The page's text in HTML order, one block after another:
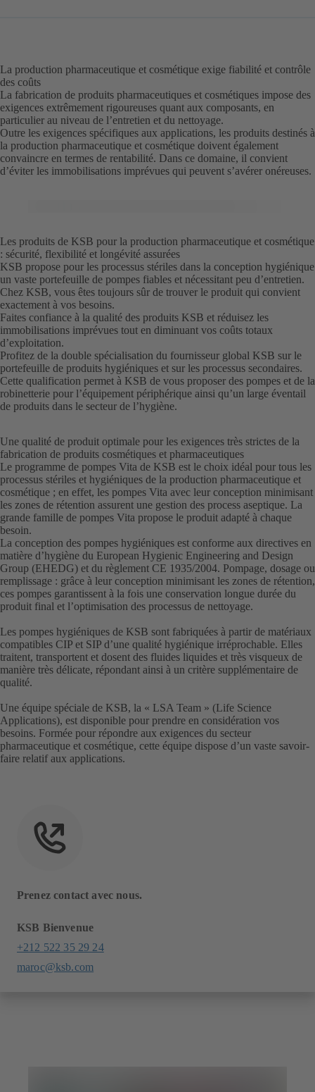
La production pharmaceutique et cosmétique exige fiabilité et contrôle
des coûts
La fabrication de produits pharmaceutiques et cosmétiques impose des
exigences extrêmement rigoureuses quant aux composants, en
particulier au niveau de l’entretien et du nettoyage.
Outre les exigences spécifiques aux applications, les produits destinés à
la production pharmaceutique et cosmétique doivent également
convaincre en termes de rentabilité. Dans ce domaine, il convient
d’éviter les immobilisations imprévues qui peuvent s’avérer onéreuses.
Les produits de KSB pour la production pharmaceutique et cosmétique
: sécurité, flexibilité et longévité assurées
KSB propose pour les processus stériles dans la conception hygiénique
un vaste portefeuille de pompes fiables et nécessitant peu d’entretien.
Chez KSB, vous êtes toujours sûr de trouver le produit qui convient
exactement à vos besoins.
Faites confiance à la qualité des produits KSB et réduisez les
immobilisations imprévues tout en diminuant vos coûts totaux
d’exploitation.
Profitez de la double spécialisation du fournisseur global KSB sur le
portefeuille de produits hygiéniques et sur les processus secondaires.
Cette qualification permet à KSB de vous proposer des pompes et de la
robinetterie pour l’équipement périphérique ainsi qu’un large éventail
de produits dans le secteur de l’hygiène.
Une qualité de produit optimale pour les exigences très strictes de la
fabrication de produits cosmétiques et pharmaceutiques
Le programme de pompes Vita de KSB est le choix idéal pour tous les
processus stériles et hygiéniques de la production pharmaceutique et
cosmétique ; en effet, les pompes Vita avec leur conception minimisant
les zones de rétention assurent une gestion des process aseptique. La
grande famille de pompes Vita propose le produit adapté à chaque
besoin.
La conception des pompes hygiéniques est conforme aux directives en
matière d’hygiène du European Hygienic Engineering and Design
Group (EHEDG) et du règlement CE 1935/2004. Pompage, dosage ou
remplissage : grâce à leur conception minimisant les zones de rétention,
ces pompes garantissent à la fois une conservation longue durée du
produit final et l’optimisation des processus de nettoyage.
Les pompes hygiéniques de KSB sont fabriquées à partir de matériaux
compatibles CIP et SIP d’une qualité hygiénique irréprochable. Elles
traitent, transportent et dosent des fluides liquides et très visqueux de
manière très délicate, répondant ainsi à un critère supplémentaire de
qualité.
Une équipe spéciale de KSB, la « LSA Team » (Life Science
Applications), est disponible pour prendre en considération vos
besoins. Formée pour répondre aux exigences du secteur
pharmaceutique et cosmétique, cette équipe dispose d’un vaste savoir-
faire relatif aux applications.
Prenez contact avec nous.
KSB Bienvenue
+212 522 35 29 24
maroc@ksb.com